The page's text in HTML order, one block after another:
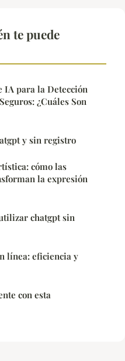
te puede
IA para la Detección
¿Cuáles Son
y sin registro
cómo las
la expresión
chatgpt sin
línea: eficiencia y
con esta